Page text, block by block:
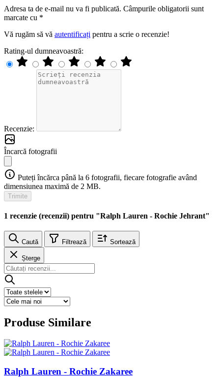
Adresa ta de e-mail nu va fi publicată. Câmpurile obligatorii sunt
marcate cu *
Vă rugăm să vă autentificați pentru a scrie o recenzie!
Rating-ul dumneavoastră:
Recenzie:
Încarcă fotografii
Puteți încărca până la 6 fotografii, fiecare fotografie având
dimensiunea maximă de 2 MB.
Trimite
1 recenzie (recenzii) pentru "Ralph Lauren - Rochie Jehrant"
Caută Filtrează Sortează
Șterge
Produse Similare
Ralph Lauren - Rochie Zakaree